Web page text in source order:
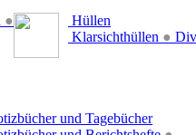
●
Hüllen
Klarsichthüllen ●
und Tagebücher